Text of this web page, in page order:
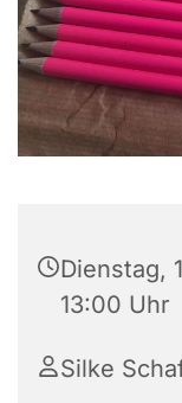
Dienstag,
13:00 Uhr
Silke